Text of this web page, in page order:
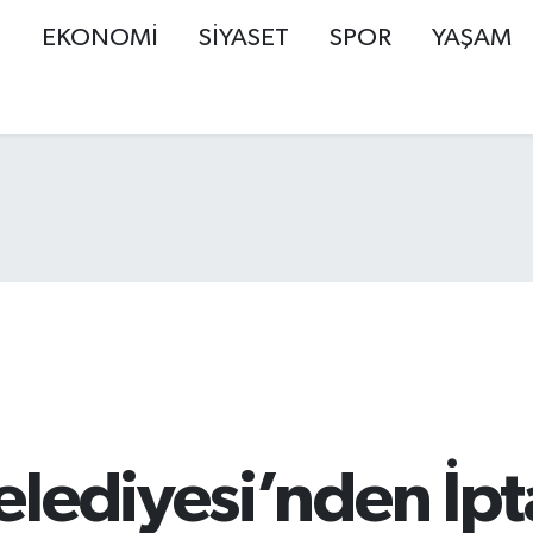
EKONOMİ SİYASET SPOR YAŞAM